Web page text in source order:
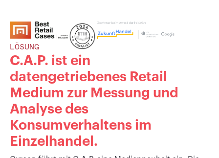
LÖSUNG
C.A.P. ist ein
datengetriebenes Retail
Medium zur Messung und
Analyse des
Konsumverhaltens im
Einzelhandel.